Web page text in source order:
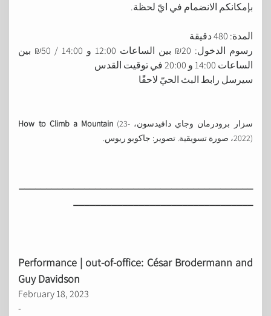
بإمكانكم الانضمام في ايّ لحظة.
المدة: 480 دقيقة
رسوم الدخول: 20₪ بين الساعات 12:00 و 14:00 / 50₪ بين
الساعات 14:00 و 20:00 في توقيت القدس
سيرسل رابط البث الحيّ لاحقًا
سزار برودرمان وجاي دافيدسون، How to Climb a Mountain(23-
2022)، صورة تسويقية. تصوير: جاكوبو ريوس.
Performance | out-of-office: CésarBrodermann and
Guy Davidson
February 18, 2023
-